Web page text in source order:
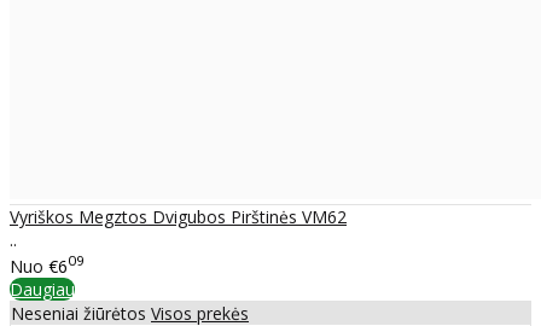
Vyriškos Megztos Dvigubos Pirštinės VM62
..
Nuo €609
Daugiau
Neseniai žiūrėtos Visos prekės